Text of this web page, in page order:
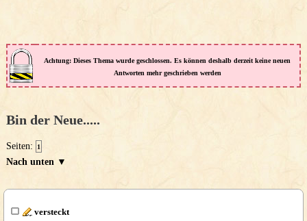
Achtung: Dieses Thema wurde geschlossen. Es können deshalb derzeit keine neuen
Antworten mehr geschrieben werden
Bin der Neue.....
Seiten: 1
Nach unten ▼
versteckt